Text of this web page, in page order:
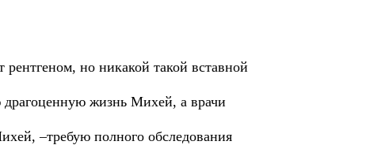
но никакой такой вставной
драгоценную жизнь Михей, а врачи
–требую полного обследования